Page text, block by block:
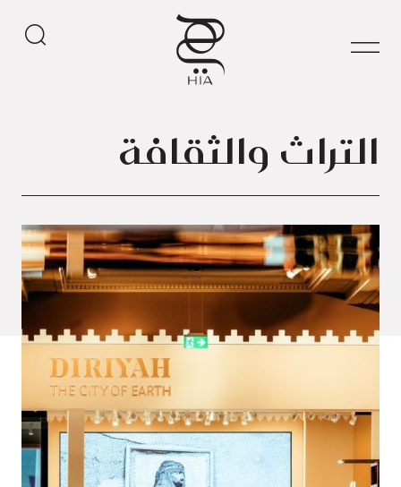
التراث والثقافة